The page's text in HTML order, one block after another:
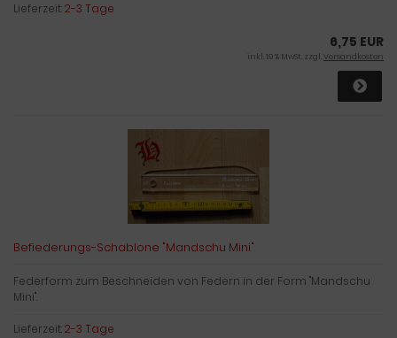
Lieferzeit:2-3 Tage
6,75 EUR
inkl. 19 % MwSt. zzgl.Versandkosten
Befiederungs-Schablone "Mandschu Mini"
Federform zum Beschneiden von Federn in der Form "Mandschu
Mini".
Lieferzeit:2-3 Tage